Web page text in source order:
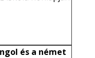
és a német